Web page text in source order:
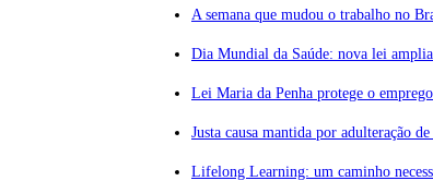
A semana que mudou o trabalho no
Dia Mundial da Saúde: nova lei amplia
Lei Maria da Penha protege o
Justa causa mantida por adulteração
Lifelong Learning: um caminho